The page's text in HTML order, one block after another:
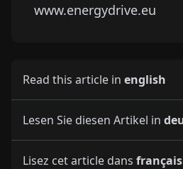
www.energydrive.eu
Read this article in english
Lesen Sie diesen Artikel in
Lisez cet article dans français